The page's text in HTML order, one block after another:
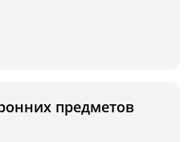
предметов